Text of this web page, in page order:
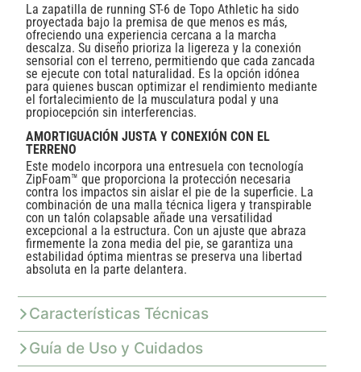
La zapatilla de running ST-6 de Topo Athletic ha sido
proyectada bajo la premisa de que menos es más,
ofreciendo una experiencia cercana a la marcha
descalza. Su diseño prioriza la ligereza y la conexión
sensorial con el terreno, permitiendo que cada zancada
se ejecute con total naturalidad. Es la opción idónea
para quienes buscan optimizar el rendimiento mediante
el fortalecimiento de la musculatura podal y una
propiocepción sin interferencias.
AMORTIGUACIÓN JUSTA Y CONEXIÓN CON EL
TERRENO
Este modelo incorpora una entresuela con tecnología
ZipFoam™ que proporciona la protección necesaria
contra los impactos sin aislar el pie de la superficie. La
combinación de una malla técnica ligera y transpirable
con un talón colapsable añade una versatilidad
excepcional a la estructura. Con un ajuste que abraza
firmemente la zona media del pie, se garantiza una
estabilidad óptima mientras se preserva una libertad
absoluta en la parte delantera.
Características Técnicas
Guía de Uso y Cuidados